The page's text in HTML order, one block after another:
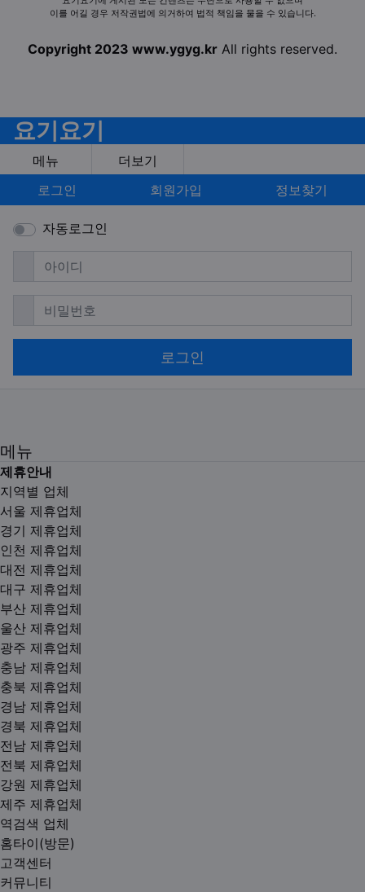
이를 어길 경우 저작권법에 의거하여 법적 책임을 물을 수 있습니다.
Copyright 2023 www.ygyg.kr All rights reserved.
요기요기
메뉴
더보기
로그인
회원가입 정보찾기
자동로그인
아이디 필수
비밀번호필수
로그인
메뉴
제휴안내
지역별 업체
서울 제휴업체
경기 제휴업체
인천 제휴업체
대전 제휴업체
대구 제휴업체
부산 제휴업체
울산 제휴업체
광주 제휴업체
충남 제휴업체
충북 제휴업체
경남 제휴업체
경북 제휴업체
전남 제휴업체
전북 제휴업체
강원 제휴업체
제주 제휴업체
역검색 업체
홈타이(방문)
고객센터
커뮤니티